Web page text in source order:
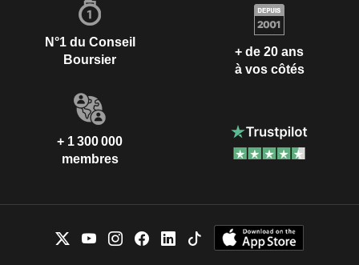
N°1 du Conseil
Boursier
+ de 20 ans
à vos côtés
+ 1 300 000
membres